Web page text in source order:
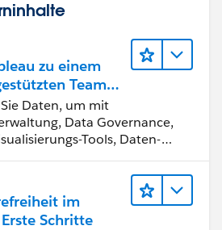
zu einem
Team
Daten, um mit
Data Governance,
Tools, Daten-
Geschäftsergebnisse zu
im
Schritte